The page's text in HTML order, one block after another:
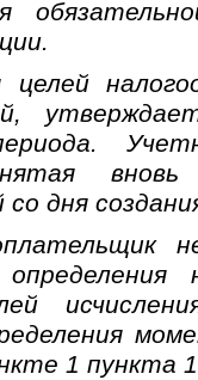
вновь
дня
1